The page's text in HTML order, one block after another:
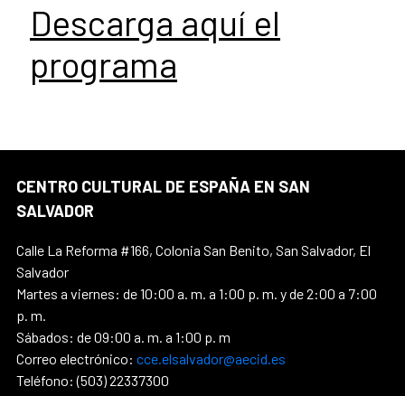
Descarga aquí el
programa
CENTRO CULTURAL DE ESPAÑA EN SAN
SALVADOR
Calle La Reforma #166, Colonia San Benito, San Salvador, El
Salvador
Martes a viernes: de 10:00 a. m. a 1:00 p. m. y de 2:00 a 7:00
p. m.
Sábados: de 09:00 a. m. a 1:00 p. m
Correo electrónico: cce.elsalvador@aecid.es
Teléfono: (503) 22337300